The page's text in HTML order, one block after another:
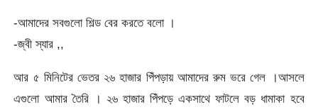
-আমাদের সবগুলো শিল্ড বের করতে বলো ।
-জ্বী স্যার ,,
আর ৫ মিনিটের ভেতর ২৬ হাজার পিঁপড়ায় আমাদের রুম ভরে গেল ।আসলে
এগুলো আমার তৈরি । ২৬ হাজার পিঁপড়ে একসাথে ফাটলে বড় ধামাকা হবে